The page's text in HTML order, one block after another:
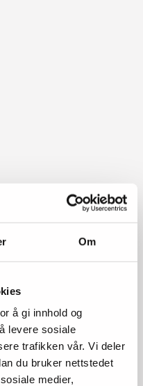
Om
å gi innhold og
levere sosiale
trafikken vår. Vi deler
du bruker nettstedet
medier,